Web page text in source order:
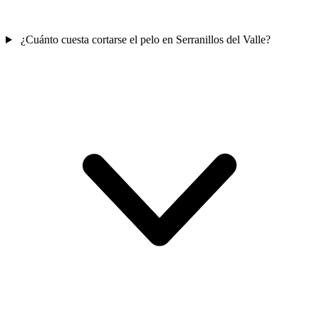
¿Cuánto cuesta cortarse el pelo en Serranillos del Valle?